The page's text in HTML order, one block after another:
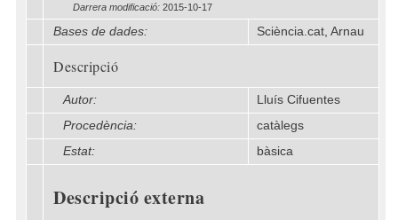
Darrera modificació: 2015-10-17
Bases de dades: Sciència.cat, Arnau
Descripció
Autor:
Lluís Cifuentes
Procedència:
catàlegs
Estat:
bàsica
Descripció externa